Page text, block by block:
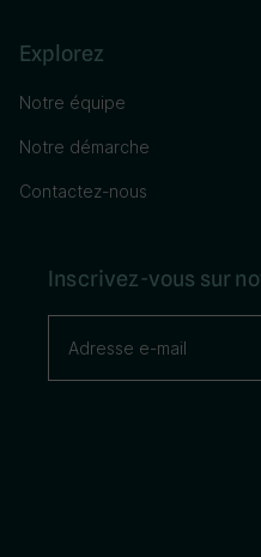
Explorez
Notre équipe
Notre démarche
Contactez-nous
Inscrivez-vous sur